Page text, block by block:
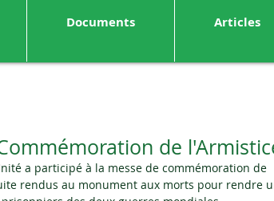
Documents Articles
de
a participé à la messe de commémoration de
rendus au monument aux morts pour rendre